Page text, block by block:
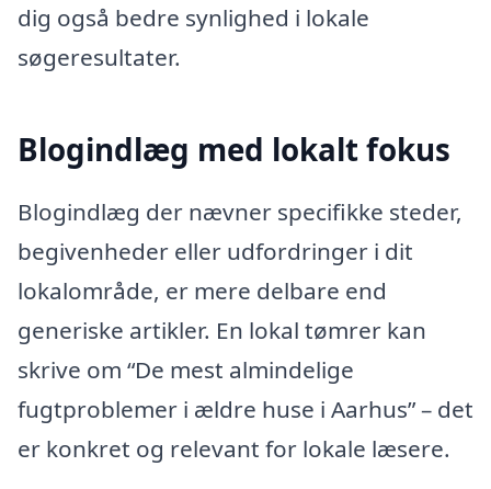
dig også bedre synlighed i lokale
søgeresultater.
Blogindlæg med lokalt fokus
Blogindlæg der nævner specifikke steder,
begivenheder eller udfordringer i dit
lokalområde, er mere delbare end
generiske artikler. En lokal tømrer kan
skrive om “De mest almindelige
fugtproblemer i ældre huse i Aarhus” – det
er konkret og relevant for lokale læsere.